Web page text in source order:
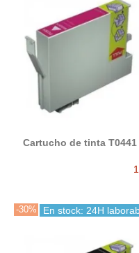
Cartucho de tinta
-30% En stock: 24H